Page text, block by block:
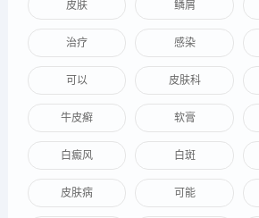
皮肤 鳞屑
治疗 感染
可以 皮肤科
牛皮癣 软膏
白癜风 白斑
皮肤病 可能